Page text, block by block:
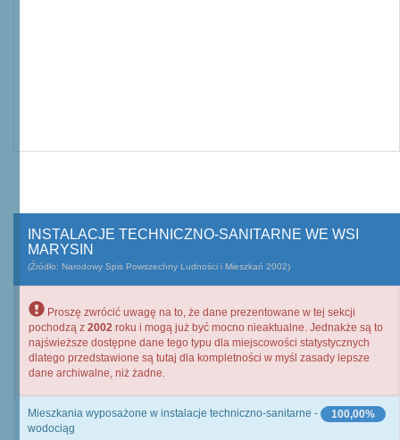
INSTALACJE TECHNICZNO-SANITARNE WE WSI
MARYSIN
(Źródło: Narodowy Spis Powszechny Ludności i Mieszkań 2002)
Proszę zwrócić uwagę na to, że dane prezentowane w tej sekcji
pochodzą z 2002 roku i mogą już być mocno nieaktualne. Jednakże są to
najświeższe dostępne dane tego typu dla miejscowości statystycznych
dlatego przedstawione są tutaj dla kompletności w myśl zasady lepsze
dane archiwalne, niż żadne.
100,00%
Mieszkania wyposażone w instalacje techniczno-sanitarne -
wodociąg